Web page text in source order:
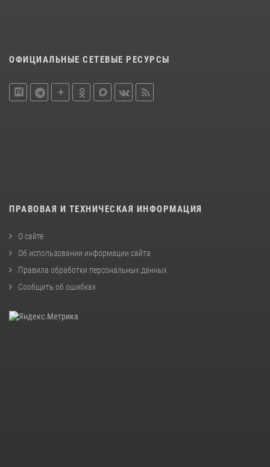
ОФИЦИАЛЬНЫЕ СЕТЕВЫЕ РЕСУРСЫ
ПРАВОВАЯ И ТЕХНИЧЕСКАЯ ИНФОРМАЦИЯ
О сайте
Об использовании информации сайта
Правила обработки персональных данных
Сообщить об ошибках